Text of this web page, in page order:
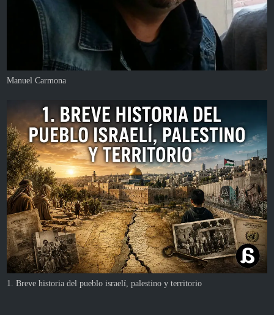
Manuel Carmona
1. Breve historia del pueblo israelí, palestino y territorio